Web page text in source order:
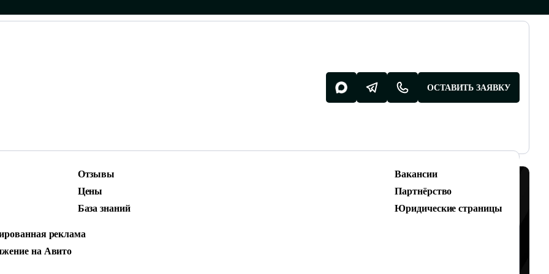
реклама
на Авито
Разработка поддержка
Техническая поддержка сайтов
Отзывы
Цены
База знаний
Вакансии
Партнёрство
Юридические страницы
ОСТАВИТЬ ЗАЯВКУ
КАК РАБОТАЮТ